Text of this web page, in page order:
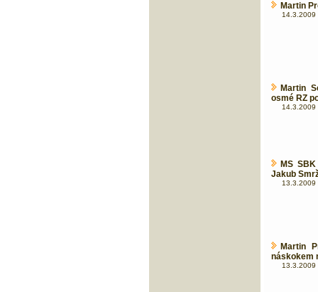
Martin
14.3.2009
Martin
osmé RZ
14.3.2009
MS
Jakub
13.3.2009
Martin
náskokem
13.3.2009